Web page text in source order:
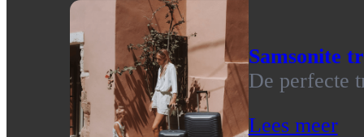
Samsonite
De perfecte
Lees meer